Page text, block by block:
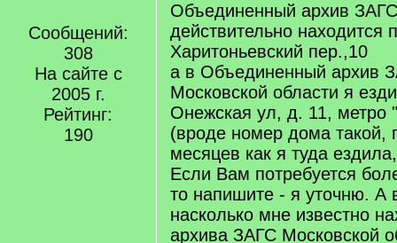
Сообщений:
308
На сайте с
2005 г.
Рейтинг:
190
Объединенный архив
действительно
Харитоньевский пер.,10
а в Объединенный архив
Московской области я
Онежская ул, д. 11, метро
(вроде номер дома такой,
месяцев как я туда
Если Вам потребуется
то напишите - я уточню. А
насколько мне известно
архива ЗАГС Московской